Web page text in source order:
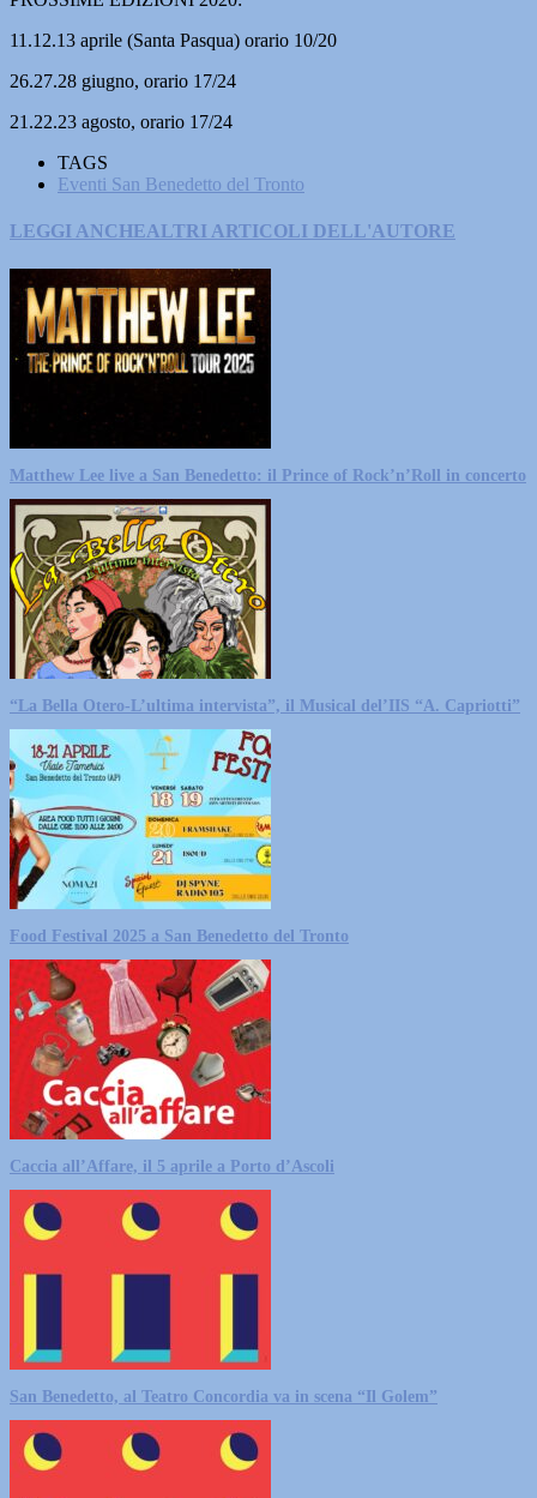
11.12.13 aprile (Santa Pasqua) orario 10/20
26.27.28 giugno, orario 17/24
21.22.23 agosto, orario 17/24
TAGS
Eventi San Benedetto del Tronto
LEGGI ANCHEALTRI ARTICOLI DELL'AUTORE
Matthew Lee live a San Benedetto: il Prince of Rock’n’Roll in concerto
“La Bella Otero-L’ultima intervista”, il Musical del’IIS “A. Capriotti”
Food Festival 2025 a San Benedetto del Tronto
Caccia all’Affare, il 5 aprile a Porto d’Ascoli
San Benedetto, al Teatro Concordia va in scena “Il Golem”